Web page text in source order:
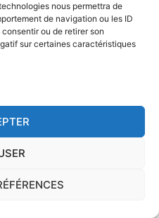
nous permettra de
de navigation ou les ID
ou de retirer son
sur certaines caractéristiques
suivantes : la zone 1 à
spécifique pour les
Les zones 2 à 5 (aléa
ou fort) où des règles de
aux bâtiments
mérule, champignon